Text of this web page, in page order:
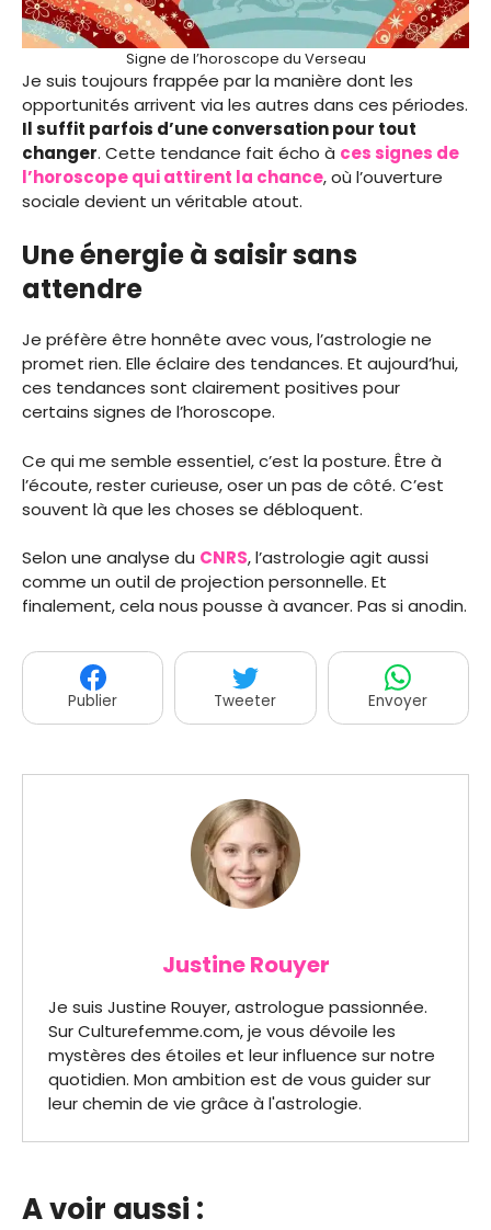
Signe de l’horoscope du Verseau
Je suis toujours frappée par la manière dont les
opportunités arrivent via les autres dans ces périodes.
Il suffit parfois d’une conversation pour tout
changer. Cette tendance fait écho à ces signes de
l’horoscope qui attirent la chance, où l’ouverture
sociale devient un véritable atout.
Une énergie à saisir sans
attendre
Je préfère être honnête avec vous, l’astrologie ne
promet rien. Elle éclaire des tendances. Et aujourd’hui,
ces tendances sont clairement positives pour
certains signes de l’horoscope.
Ce qui me semble essentiel, c’est la posture. Être à
l’écoute, rester curieuse, oser un pas de côté. C’est
souvent là que les choses se débloquent.
Selon une analyse du CNRS, l’astrologie agit aussi
comme un outil de projection personnelle. Et
finalement, cela nous pousse à avancer. Pas si anodin.
Publier Tweeter Envoyer
Justine Rouyer
Je suis Justine Rouyer, astrologue passionnée.
Sur Culturefemme.com, je vous dévoile les
mystères des étoiles et leur influence sur notre
quotidien. Mon ambition est de vous guider sur
leur chemin de vie grâce à l'astrologie.
A voir aussi :